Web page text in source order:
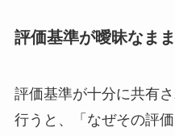
評価基準が曖昧なま
評価基準が十分に共有
行うと、「なぜその評